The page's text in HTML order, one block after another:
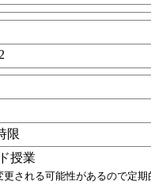
目
限
授業
更される可能性があるので定